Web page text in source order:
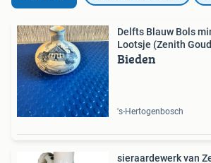
Delfts Blauw Bols
Lootsje (Zenith
Bieden
's-Hertogenbosch
sieraardewerk van